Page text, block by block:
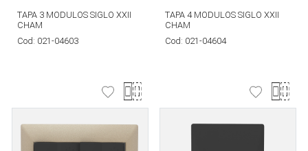
TAPA 3 MODULOS SIGLO XXII
CHAM
Cod: 021-04603
TAPA 4 MODULOS SIGLO XXII
CHAM
Cod: 021-04604